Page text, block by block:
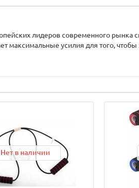
лидеров современного
максимальные усилия для того,
Нет в наличии